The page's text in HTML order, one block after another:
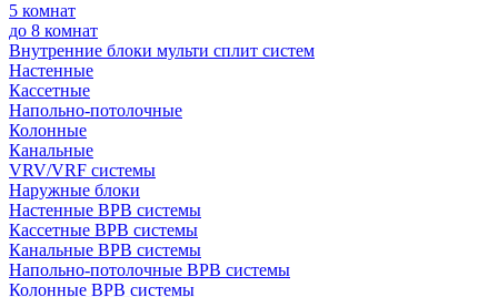
5 комнат
до 8 комнат
Внутренние блоки мульти сплит систем
Настенные
Кассетные
Напольно-потолочные
Колонные
Канальные
VRV/VRF системы
Наружные блоки
Настенные ВРВ системы
Кассетные ВРВ системы
Канальные ВРВ системы
Напольно-потолочные ВРВ системы
Колонные ВРВ системы